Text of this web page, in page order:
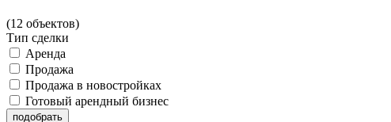
(12 объектов)
Тип сделки
Аренда
Продажа
Продажа в новостройках
Готовый арендный бизнес